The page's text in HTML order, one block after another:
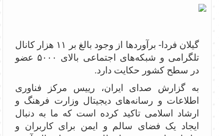
گیلان فردا- برآوردها از وجود بالغ بر ۱۱ هزار کانال‌
تلگرامی و شبکه‌های اجتماعی بالای ۵۰۰۰ عضو
در سطح کشور حکایت دارد.
به گزارش صدای ایران، رییس مرکز فناوری
اطلاعات و رسانه‌های دیجیتال وزارت فرهنگ و
ارشاد اسلامی تاکید کرده است که ما به دنبال
ایجاد یک فضای سالم و ایمن برای کاربران و